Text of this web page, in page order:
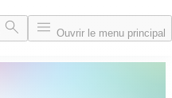
Ouvrir le menu principal